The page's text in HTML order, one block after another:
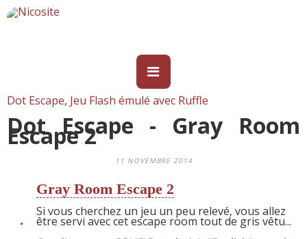
Dot Escape, Jeu Flash émulé avec Ruffle
Dot Escape - Gray Room
Escape 2
11 NOVEMBRE 2014
Gray Room Escape 2
Si vous cherchez un jeu un peu relevé, vous allez
être servi avec cet escape room tout de gris vêtu...